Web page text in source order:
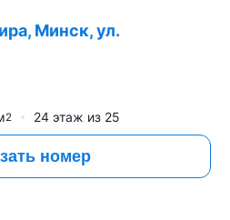
Минск, ул.
2 24 этаж из 25
номер